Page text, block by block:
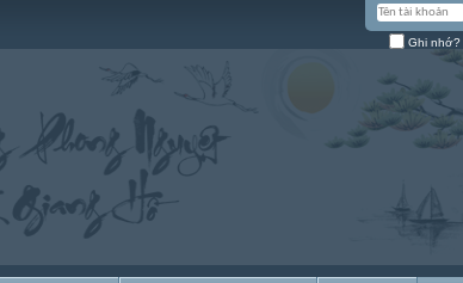
Ghi nhớ?